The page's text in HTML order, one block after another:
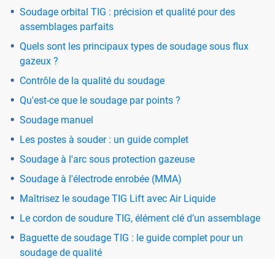
Soudage orbital TIG : précision et qualité pour des
assemblages parfaits
Quels sont les principaux types de soudage sous flux
gazeux ?
Contrôle de la qualité du soudage
Qu'est-ce que le soudage par points ?
Soudage manuel
Les postes à souder : un guide complet
Soudage à l'arc sous protection gazeuse
Soudage à l'électrode enrobée (MMA)
Maîtrisez le soudage TIG Lift avec Air Liquide
Le cordon de soudure TIG, élément clé d’un assemblage
Baguette de soudage TIG : le guide complet pour un
soudage de qualité